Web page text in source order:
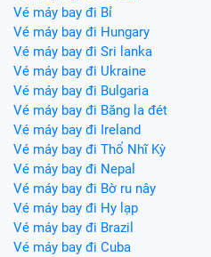
Vé máy bay đi Bỉ
Vé máy bay đi Hungary
Vé máy bay đi Sri lanka
Vé máy bay đi Ukraine
Vé máy bay đi Bulgaria
Vé máy bay đi Băng la đét
Vé máy bay đi Ireland
Vé máy bay đi Thổ Nhĩ Kỳ
Vé máy bay đi Nepal
Vé máy bay đi Bờ ru nây
Vé máy bay đi Hy lạp
Vé máy bay đi Brazil
Vé máy bay đi Cuba